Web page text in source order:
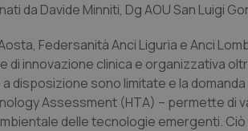
da Davide Minniti, Dg AOU San Luigi
Federsanità Anci Liguria e Anci
di innovazione clinica e organizzativa
disposizione sono limitate e la
Assessment (HTA) – permette di
delle tecnologie emergenti.